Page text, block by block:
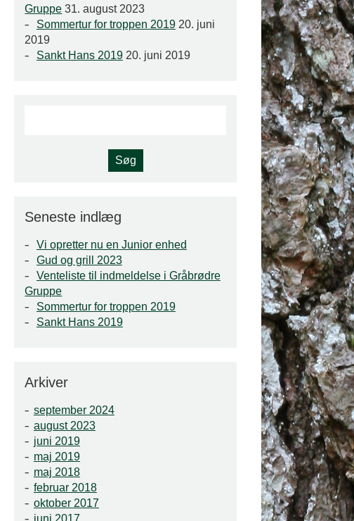
Gruppe 31. august 2023
Sommertur for troppen 2019 20. juni
2019
Sankt Hans 2019 20. juni 2019
Seneste indlæg
Vi opretter nu en Junior enhed
Gud og grill 2023
Venteliste til indmeldelse i Gråbrødre
Gruppe
Sommertur for troppen 2019
Sankt Hans 2019
Arkiver
september 2024
august 2023
juni 2019
maj 2019
maj 2018
februar 2018
oktober 2017
juni 2017